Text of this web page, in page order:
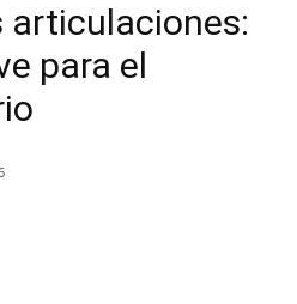
articulaciones:
para el